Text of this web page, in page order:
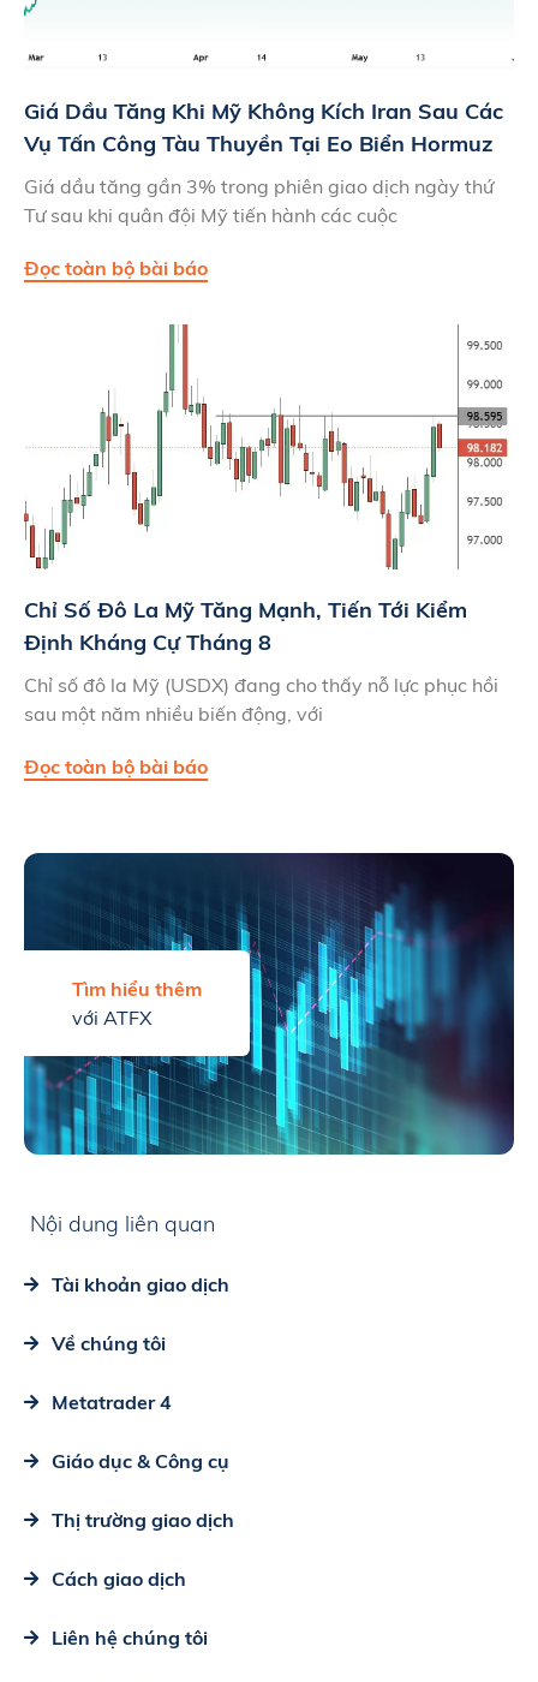
Giá Dầu Tăng Khi Mỹ Không Kích Iran Sau Các
Vụ Tấn Công Tàu Thuyền Tại Eo Biển Hormuz
Giá dầu tăng gần 3% trong phiên giao dịch ngày thứ
Tư sau khi quân đội Mỹ tiến hành các cuộc
Đọc toàn bộ bài báo
Chỉ Số Đô La Mỹ Tăng Mạnh, Tiến Tới Kiểm
Định Kháng Cự Tháng 8
Chỉ số đô la Mỹ (USDX) đang cho thấy nỗ lực phục hồi
sau một năm nhiều biến động, với
Đọc toàn bộ bài báo
Tìm hiểu thêm
với ATFX
Nội dung liên quan
Tài khoản giao dịch
Về chúng tôi
Metatrader 4
Giáo dục & Công cụ
Thị trường giao dịch
Cách giao dịch
Liên hệ chúng tôi